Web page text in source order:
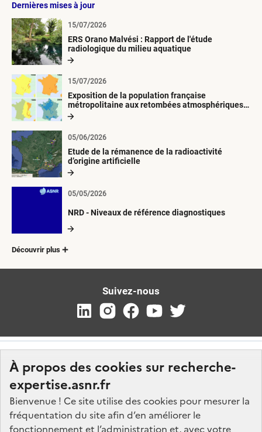
À propos des cookies sur recherche-
expertise.asnr.fr
Bienvenue ! Ce site utilise des cookies pour mesurer la
fréquentation du site afin d’en améliorer le
fonctionnement et l’administration et, avec votre
Dernières mises à jour
ERS Orano Malvési : Rapport de l'étude
radiologique du milieu aquatique
15/07/2026
Exposition de la population française
métropolitaine aux retombées atmosphériques
radioactives depuis 1945
15/07/2026
Etude de la rémanence de la radioactivité
d’origine artificielle
05/06/2026
NRD - Niveaux de référence diagnostiques
05/05/2026
Découvrir plus
Suivez-nous
Nos marchés